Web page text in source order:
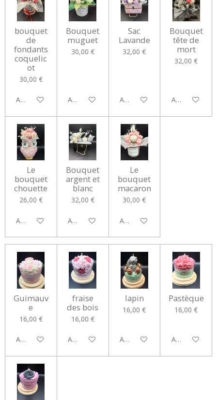
bouquet
de
fondants
coquelic
ot
30,00 €
Ajouter au panier
Bouquet
muguet
30,00 €
Ajouter au panier
Sac
Lavande
32,00 €
Ajouter au panier
Bouquet
tête de
mort
32,00 €
Ajouter au
Le
bouquet
chouette
26,00 €
Ajouter au panier
Bouquet
argent et
blanc
32,00 €
Ajouter au panier
Le
bouquet
macaron
30,00 €
Ajouter au panier
Guimauv
e
16,00 €
Ajouter au panier
fraise
des bois
16,00 €
Ajouter au panier
lapin
16,00 €
Ajouter au panier
Pastèque
16,00 €
Ajouter au